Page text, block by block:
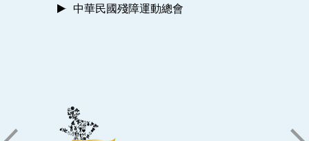
中華民國殘障運動總會